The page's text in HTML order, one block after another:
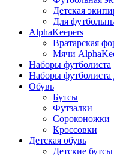
Детская
Для
AlphaKeepers
Вратарская
Мячи
Наборы футболиста
Наборы футболиста
Обувь
Бутсы
Футзалки
Сороконожки
Кроссовки
Детская обувь
Детские бутсы